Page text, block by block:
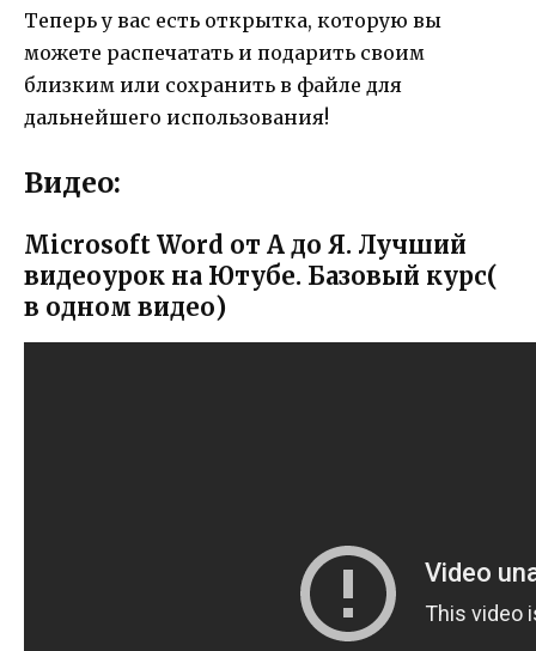
Теперь у вас есть открытка, которую вы
можете распечатать и подарить своим
близким или сохранить в файле для
дальнейшего использования!
Видео:
Microsoft Word от А до Я. Лучший
видеоурок на Ютубе. Базовый курс(
в одном видео)